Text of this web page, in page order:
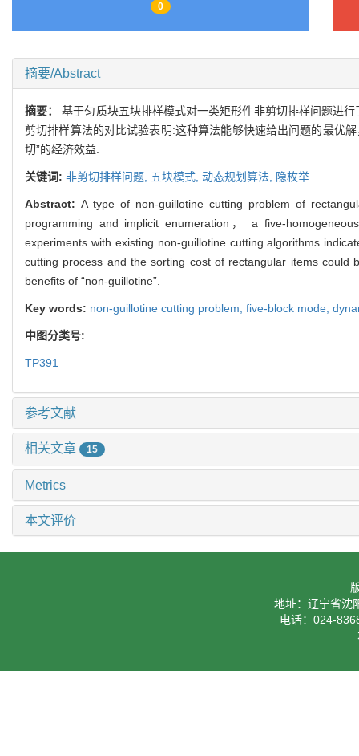
0
摘要/Abstract
摘要：基于匀质块五块排样模式对一类矩形件非剪切排样问题进
剪切排样算法的对比试验表明:这种算法能够快速给出问题的最优
切”的经济效益.
关键词: 非剪切排样问题, 五块模式, 动态规划算法, 隐枚举
Abstract: A type of non-guillotine cutting problem of
programming and implicit enumeration， a five-
experiments with existing non-guillotine cutting algorithms
cutting process and the sorting cost of rectangular items
benefits of “non-guillotine”.
Key words: non-guillotine cutting problem, five-block mode,
中图分类号:
TP391
参考文献
相关文章 15
Metrics
本文评价
地址：辽宁省沈
电话：024-